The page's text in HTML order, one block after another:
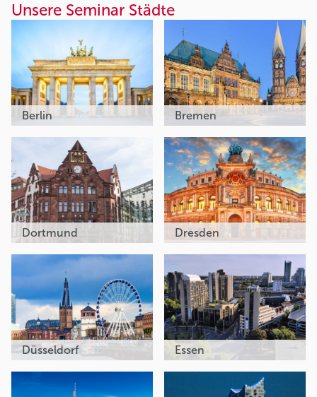
Unsere Seminar Städte
Berlin Bremen
Dortmund Dresden
Düsseldorf Essen